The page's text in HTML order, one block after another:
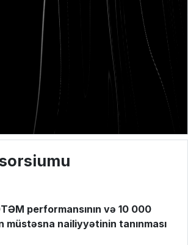
performansının və 10 000
müstəsna nailiyyətinin tanınması